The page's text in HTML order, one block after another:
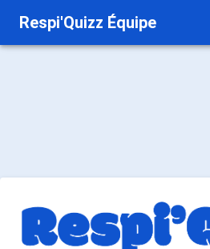
Respi'Quizz Équipe